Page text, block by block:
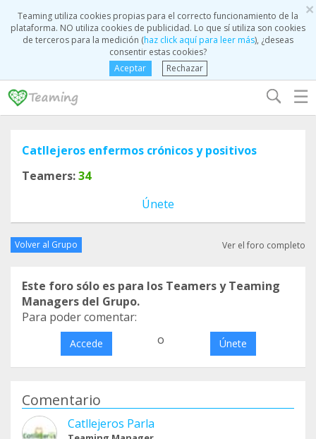
×
Teaming utiliza cookies propias para el correcto funcionamiento de la
plataforma. NO utiliza cookies de publicidad. Lo que sí utiliza son cookies
de terceros para la medición (haz click aquí para leer más), ¿deseas
consentir estas cookies?
Aceptar
Rechazar
☰
Catllejeros enfermos crónicos y positivos
Teamers:34
Únete
Volver al Grupo Ver el foro completo
Este foro sólo es para los Teamers y Teaming
Managers del Grupo.
Para poder comentar:
Accede o Únete
Comentario
Catllejeros Parla